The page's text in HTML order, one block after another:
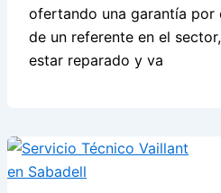
ofertando una garantía por
de un referente en el
estar reparado y va